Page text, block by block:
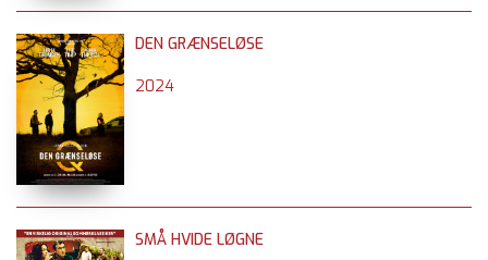
DEN GRÆNSELØSE
2024
SMÅ HVIDE LØGNE